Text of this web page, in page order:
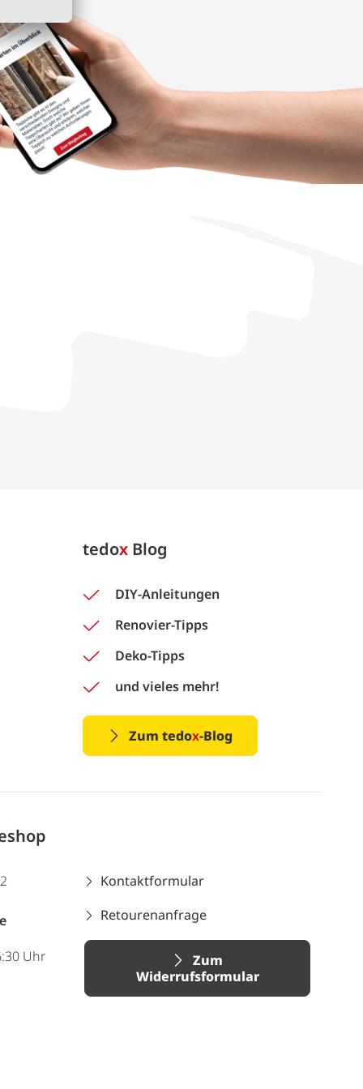
tedox Blog
DIY-Anleitungen
Renovier-Tipps
Deko-Tipps
und vieles mehr!
Zum tedox-Blog
Uhr
Kontaktformular
Retourenanfrage
Zum
Widerrufsformular